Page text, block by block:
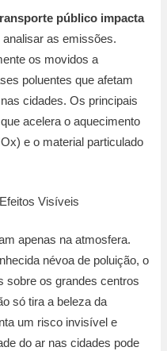
público impacta
analisar as emissões.
os movidos a
poluentes que afetam
cidades. Os principais
acelera o aquecimento
e o material particulado
Visíveis
apenas na atmosfera.
névoa de poluição, o
sobre os grandes centros
só tira a beleza da
um risco invisível e
do ar nas cidades pode